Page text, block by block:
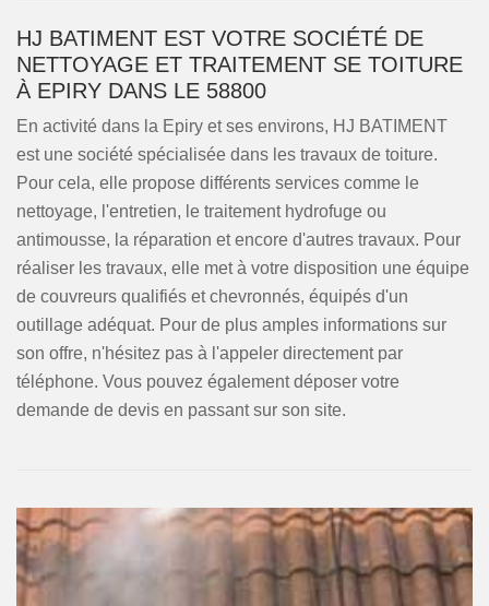
HJ BATIMENT EST VOTRE SOCIÉTÉ DE
NETTOYAGE ET TRAITEMENT SE TOITURE
À EPIRY DANS LE 58800
En activité dans la Epiry et ses environs, HJ BATIMENT
est une société spécialisée dans les travaux de toiture.
Pour cela, elle propose différents services comme le
nettoyage, l'entretien, le traitement hydrofuge ou
antimousse, la réparation et encore d'autres travaux. Pour
réaliser les travaux, elle met à votre disposition une équipe
de couvreurs qualifiés et chevronnés, équipés d'un
outillage adéquat. Pour de plus amples informations sur
son offre, n'hésitez pas à l'appeler directement par
téléphone. Vous pouvez également déposer votre
demande de devis en passant sur son site.